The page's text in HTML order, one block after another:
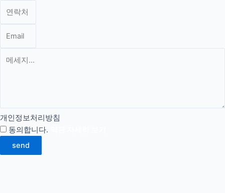
개인정보처리방침
동의합니다.
send